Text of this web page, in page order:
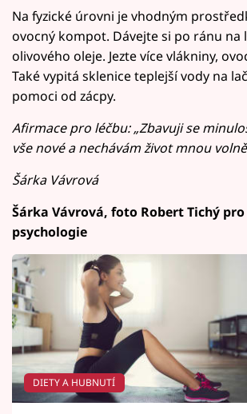
Na fyzické úrovni je vhodným
ovocný kompot. Dávejte si po ránu na
olivového oleje. Jezte více vlákniny,
Také vypitá sklenice teplejší vody na
pomoci od zácpy.
Afirmace pro léčbu: „Zbavuji se
vše nové a nechávám život mnou
Šárka Vávrová
Šárka Vávrová, foto Robert Tichý
psychologie
DIETY A HUBNUTÍ